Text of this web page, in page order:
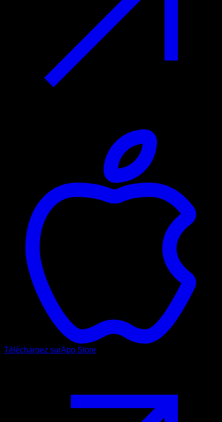
Téléchargez surApp Store